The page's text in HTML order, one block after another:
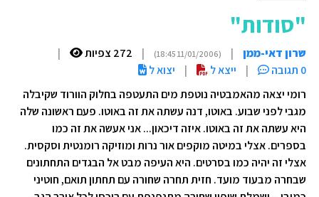
"סודות"
שרון דאי-ממן |
(11/01/2006 18:45)
| 272 צפיות
|
0 תגובה
| ייצא ל |
יצוא ל
רומי יצאה מהאמבטיה נוטפת מים התעטפה בחלוק הוורוד שקיבלה
מגבי לפני שבוע. באוטו, דנה עשתה את זה באוטו. פעם ראשונה שלה
היא עשתה את זה באוטו. איזה דיכאון... אני אעשה את זה כמו
בספרים. אצלי במיטה מוקפים אור נרות ומוזיקה רומנטית וסקסית.
אצלי זה יהיה כמו בסרטים. היא העיפה מבט אל הבגדים התחתונים
שבחרה מבעוד מועד. חזית תחרה שחורה עם תחתון תואם, חוטיני